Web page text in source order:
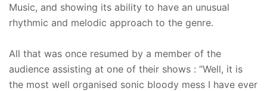
Music, and showing its ability to have an unusual
rhythmic and melodic approach to the genre.
All that was once resumed by a member of the
audience assisting at one of their shows : “Well, it is
the most well organised sonic bloody mess I have ever